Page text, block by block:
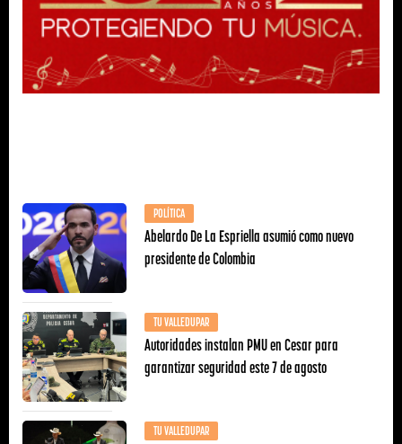
POLÍTICA
Abelardo De La Espriella asumió como nuevo
presidente de Colombia
TU VALLEDUPAR
Autoridades instalan PMU en Cesar para
garantizar seguridad este 7 de agosto
TU VALLEDUPAR